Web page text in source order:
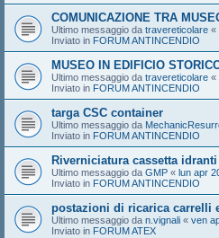
COMUNICAZIONE TRA
Ultimo messaggio da travereticolare «
Inviato in FORUM ANTINCENDIO
MUSEO IN EDIFICIO
Ultimo messaggio da travereticolare «
Inviato in FORUM ANTINCENDIO
targa CSC container
Ultimo messaggio da
Inviato in FORUM ANTINCENDIO
Riverniciatura cassetta
Ultimo messaggio da GMP « lun apr
Inviato in FORUM ANTINCENDIO
postazioni di ricarica carrelli
Ultimo messaggio da n.vignali « ven
Inviato in FORUM ATEX